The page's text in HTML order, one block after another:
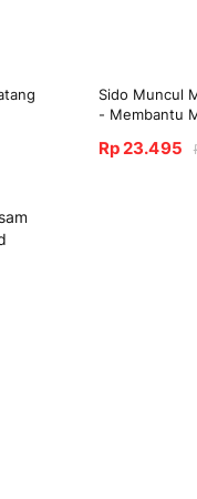
Sido Muncul
- Membantu
Rp 23.495